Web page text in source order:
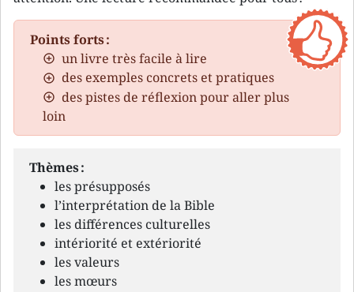
Points forts :
un livre très facile à lire
des exemples concrets et pratiques
des pistes de réflexion pour aller plus
loin
Thèmes :
les présupposés
l’interprétation de la Bible
les différences culturelles
intériorité et extériorité
les valeurs
les mœurs